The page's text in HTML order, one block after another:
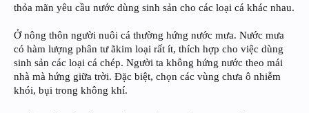
thỏa mãn yêu cầu nước dùng sinh sản cho các loại cá khác nhau.
Ở nông thôn người nuôi cá thường hứng nước mưa. Nước mưa
có hàm lượng phân tư ãkim loại rất ít, thích hợp cho việc dùng
sinh sản các loại cá chép. Người ta không hứng nước theo mái
nhà mà hứng giữa trời. Đặc biệt, chọn các vùng chưa ô nhiễm
khói, bụi trong không khí.